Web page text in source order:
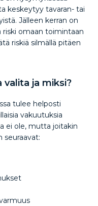
keskeytyy tavaran- tai
Jälleen kerran on
omaan toimintaan
riskiä silmällä pitäen
ja miksi?
tulee helposti
vakuutuksia
ei ole, mutta joitakin
seuraavat: